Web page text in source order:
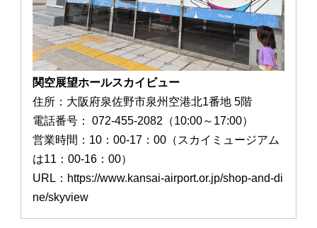
関空展望ホールスカイビュー
住所：大阪府泉佐野市泉州空港北1番地 5階
電話番号： 072-455-2082（10:00～17:00）
営業時間：10：00-17：00（スカイミュージアム
は11：00-16：00）
URL：https://www.kansai-airport.or.jp/shop-and-di
ne/skyview